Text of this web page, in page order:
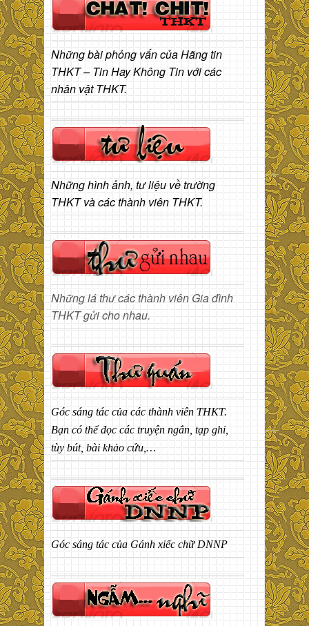
Những bài phỏng vấn của Hãng tin
THKT – Tin Hay Không Tin với các
nhân vật THKT.
Những hình ảnh, tư liệu về trường
THKT và các thành viên THKT.
Những lá thư các thành viên Gia đình
THKT gửi cho nhau.
Góc sáng tác của các thành viên THKT.
Bạn có thể đọc các truyện ngắn, tạp ghi,
tùy bút, bài khảo cứu,…
Góc sáng tác của Gánh xiếc chữ DNNP